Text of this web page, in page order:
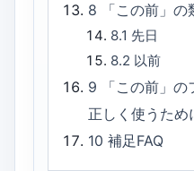
8
「この前」
8.1 先日
8.2 以前
9
「この前」
正しく使うため
10補足FAQ